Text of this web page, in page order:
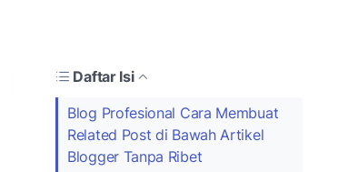
Daftar Isi
Blog Profesional Cara Membuat
Related Post di Bawah Artikel
Blogger Tanpa Ribet